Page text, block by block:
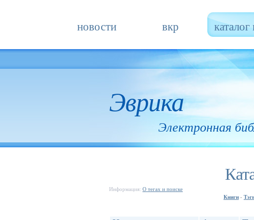
новости вкр каталог
Эврика
Электронная
Информация: О тегах и поиске
Книги -